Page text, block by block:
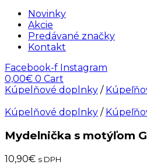
Novinky
Akcie
Predávané značky
Kontakt
Facebook-f Instagram
0,00€ 0 Cart
Kúpelňové doplnky /
Kúpelňové doplnky /
Mydelnička s motýľom
10,90€ s DPH